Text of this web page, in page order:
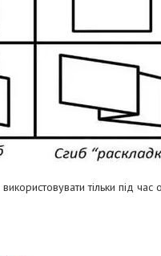
тільки під